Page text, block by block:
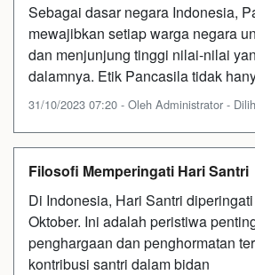
Sebagai dasar negara Indonesia,
mewajibkan setiap warga negara
dan menjunjung tinggi nilai-nilai
dalamnya. Etik Pancasila tidak
31/10/2023 07:20 - Oleh Administrator -
Filosofi Memperingati Hari Santri
Di Indonesia, Hari Santri
Oktober. Ini adalah peristiwa
penghargaan dan penghormatan
kontribusi santri dalam bidan